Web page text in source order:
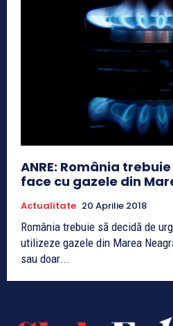
ANRE: România
face cu gazele din
Actualitate 20 Aprilie 2018
România trebuie să decidă de
utilizeze gazele din Marea
sau doar...